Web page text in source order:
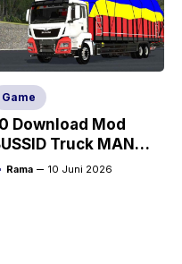
Game
Download Mod
Truck MAN
Dolly, TGX)
Rama 10 Juni 2026